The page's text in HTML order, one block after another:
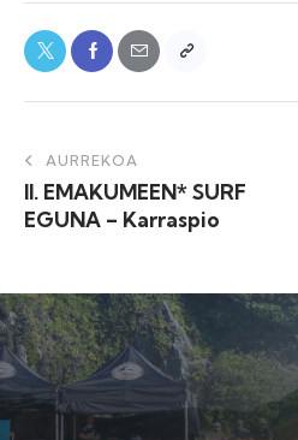
AURREKOA
II. EMAKUMEEN* SURF
EGUNA – Karraspio